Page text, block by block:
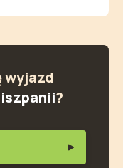
wyjazd
?